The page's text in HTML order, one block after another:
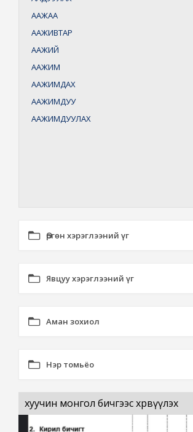
ААЖАА
ААЖИВТАР
ААЖИЙ
ААЖИМ
ААЖИМДАХ
ААЖИМДУУ
ААЖИМДУУЛАХ
Өргөн хэрэглээний үг
Явцуу хэрэглээний үг
Аман зохиол
Нэр томьёо
хуучин монгол бичгээс хөрвүүлэх